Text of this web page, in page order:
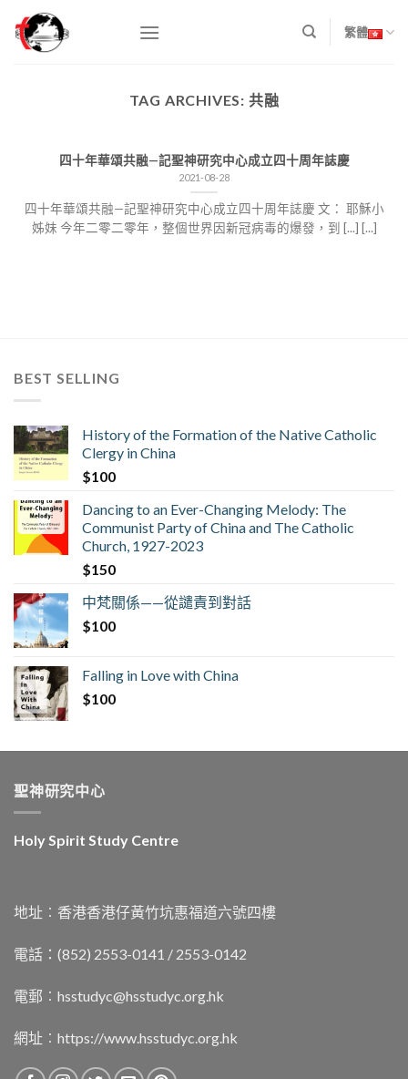
content
繁體
TAG ARCHIVES: 共融
四十年華頌共融—記聖神研究中心成立四十周年誌慶
2021-08-28
四十年華頌共融—記聖神研究中心成立四十周年誌慶 文： 耶穌小
姊妹 今年二零二零年，整個世界因新冠病毒的爆發，到 [...] [...]
BEST SELLING
History of the Formation of the Native Catholic
Clergy in China
$100
Dancing to an Ever-Changing Melody: The
Communist Party of China and The Catholic
Church, 1927-2023
$150
中梵關係——從譴責到對話
$100
Falling in Love with China
$100
聖神研究中心
Holy Spirit Study Centre
地址︰香港香港仔黃竹坑惠福道六號四樓
電話：(852) 2553-0141 / 2553-0142
電郵︰ hsstudyc@hsstudyc.org.hk
網址︰ https://www.hsstudyc.org.hk